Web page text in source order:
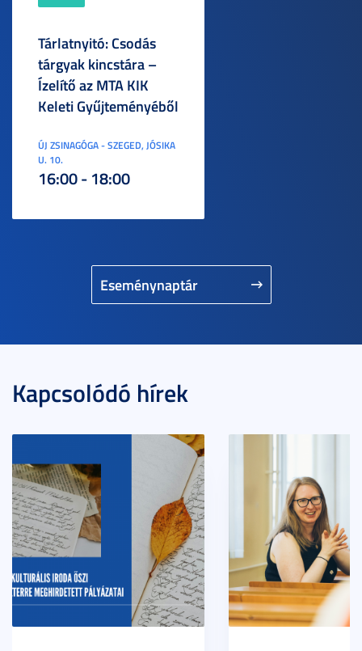
Eseménynaptár
Tárlatnyitó: Csodás
tárgyak kincstára –
Ízelítő az MTA KIK
Keleti Gyűjteményéből
ÚJ ZSINAGÓGA - SZEGED, JÓSIKA
U. 10.
16:00 - 18:00
Kapcsolódó hírek